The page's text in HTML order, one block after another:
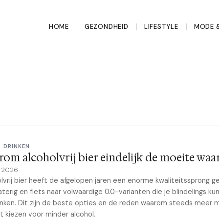
HOME GEZONDHEID LIFESTYLE MODE
DRINKEN
alcoholvrij bier eindelijk de moeite
2026
bier heeft de afgelopen jaren een enorme kwaliteitssprong
en flets naar volwaardige 0.0-varianten die je blindelings
Dit zijn de beste opties en de reden waarom steeds meer
kiezen voor minder alcohol.